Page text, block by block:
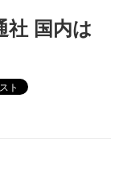
社 国内は
ト